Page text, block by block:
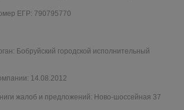
ЕГР: 790795770
Бобруйский городской исполнительный
14.08.2012
жалоб и предложений: Ново-шоссейная 37